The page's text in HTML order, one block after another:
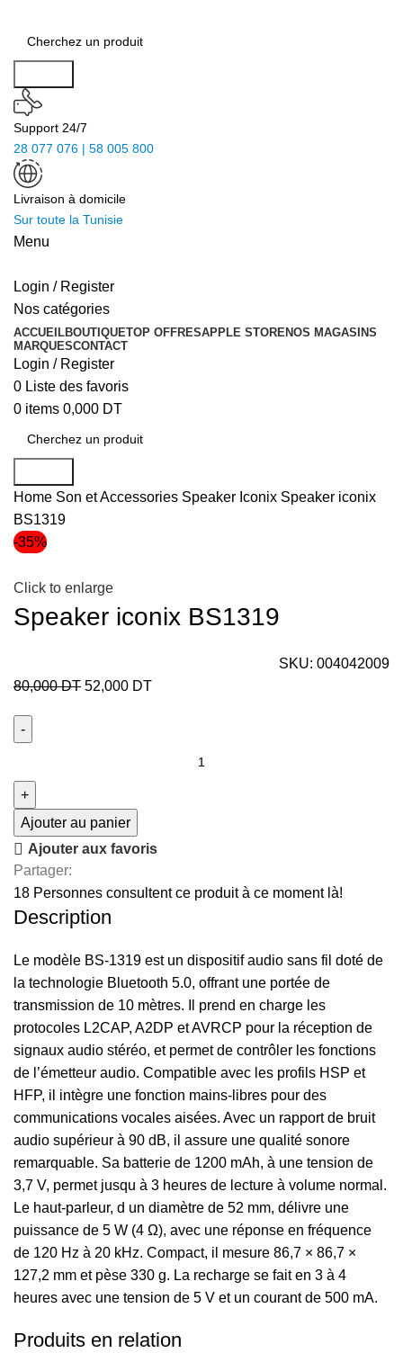
Support 24/7
28 077 076 | 58 005 800
Livraison à domicile
Sur toute la Tunisie
Menu
Login / Register
Nos catégories
ACCUEILBOUTIQUETOP OFFRESAPPLE STORENOS MAGASINS
MARQUESCONTACT
Login / Register
0 Liste des favoris
0 items 0,000 DT
Home Son et Accessories Speaker Iconix Speaker iconix
BS1319
-35%
Click to enlarge
Speaker iconix BS1319
SKU: 004042009
80,000DT 52,000 DT
Ajouter au panier
Ajouter aux favoris
Partager:
18 Personnes consultent ce produit à ce moment là!
Description
Le modèle BS-1319 est un dispositif audio sans fil doté de
la technologie Bluetooth 5.0, offrant une portée de
transmission de 10 mètres. Il prend en charge les
protocoles L2CAP, A2DP et AVRCP pour la réception de
signaux audio stéréo, et permet de contrôler les fonctions
de l’émetteur audio. Compatible avec les profils HSP et
HFP, il intègre une fonction mains-libres pour des
communications vocales aisées. Avec un rapport de bruit
audio supérieur à 90 dB, il assure une qualité sonore
remarquable. Sa batterie de 1200 mAh, à une tension de
3,7 V, permet jusqu à 3 heures de lecture à volume normal.
Le haut-parleur, d un diamètre de 52 mm, délivre une
puissance de 5 W (4 Ω), avec une réponse en fréquence
de 120 Hz à 20 kHz. Compact, il mesure 86,7 × 86,7 ×
127,2 mm et pèse 330 g. La recharge se fait en 3 à 4
heures avec une tension de 5 V et un courant de 500 mA.
Produits en relation